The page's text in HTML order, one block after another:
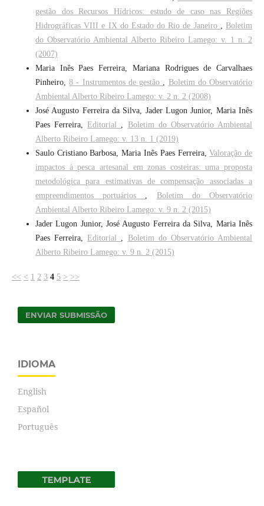
gestão dos Recursos Hídricos: estudo de caso nas Regiões
Hidrográficas VIII e IX do Estado do Rio de Janeiro , Boletim
do Observatório Ambiental Alberto Ribeiro Lamego: v. 1 n. 2
(2007)
Maria Inês Paes Ferreira, Mariana Rodrigues de Carvalhaes
Pinheiro,8 - Instrumentos de gestão , Boletim do Observatório
Ambiental Alberto Ribeiro Lamego: v. 2 n. 2 (2008)
José Augusto Ferreira da Silva, Jader Lugon Junior, Maria Inês
Paes Ferreira, Editorial , Boletim do Observatório Ambiental
Alberto Ribeiro Lamego: v. 13 n. 1 (2019)
Saulo Cristiano Barbosa, Maria Inês Paes Ferreira,Valoração de
impactos à pesca artesanal em zonas costeiras: uma proposta
metodológica para estimativas de compensação associadas a
empreendimentos portuários , Boletim do Observatório
Ambiental Alberto Ribeiro Lamego: v. 9 n. 2 (2015)
Jader Lugon Junior, José Augusto Ferreira da Silva, Maria Inês
Paes Ferreira, Editorial , Boletim do Observatório Ambiental
Alberto Ribeiro Lamego: v. 9 n. 2 (2015)
<< < 1 2 3 4 5 > >>
ENVIAR SUBMISSÃO
IDIOMA
English
Español
Português